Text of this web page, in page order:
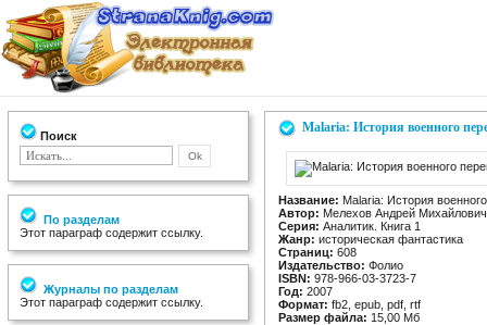
Поиск
По разделам
Этот параграф содержит ссылку.
Журналы по разделам
Этот параграф содержит ссылку.
Malaria: История военного
Название: Malaria: История
Автор: Мелехов Андрей Михайлович
Серия: Аналитик. Книга 1
Жанр: историческая фантастика
Страниц: 608
Издательство: Фолио
ISBN: 978-966-03-3723-7
Год: 2007
Формат: fb2, epub, pdf, rtf
Размер файла: 15,00 Мб